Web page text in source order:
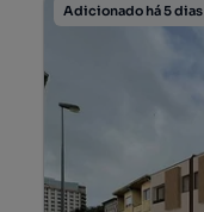
Adicionado há 5 dias